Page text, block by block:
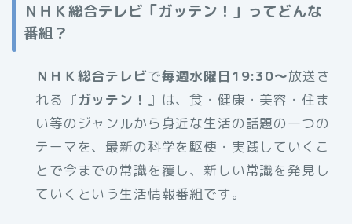
ＮＨＫ総合テレビ「ガッテン！」ってどんな
番組？
ＮＨＫ総合テレビで毎週水曜日19:30～放送さ
れる『ガッテン！ 』は、食・健康・美容・住ま
い等のジャンルから身近な生活の話題の一つの
テーマを、最新の科学を駆使・実践していくこ
とで今までの常識を覆し、新しい常識を発見し
ていくという生活情報番組です。